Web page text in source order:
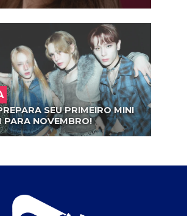
SEU PRIMEIRO MINI
PARA NOVEMBRO!